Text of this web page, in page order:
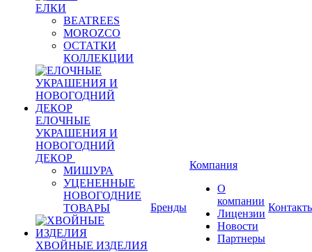
ЕЛКИ
BEATREES
MOROZCO
ОСТАТКИ
КОЛЛЕКЦИИ
ЕЛОЧНЫЕ
УКРАШЕНИЯ И
НОВОГОДНИЙ
ДЕКОР
МИШУРА
УЦЕНЕННЫЕ
НОВОГОДНИЕ
ТОВАРЫ
ХВОЙНЫЕ ИЗДЕЛИЯ
Бренды
Компания
О
компании
Лицензии
Новости
Партнеры